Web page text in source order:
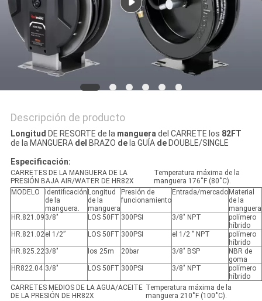
Descripción de producto
Longitud DE RESORTE de la mangueradel CARRETE los 82FT
de la MANGUERA del BRAZO dela GUÍA deDOUBLE/SINGLE
Especificación:
CARRETES DE LA MANGUERA DE LA
PRESIÓN BAJA AIR/WATER DE HR82X
Temperatura máxima de la
manguera 176˚F (80˚C).
MODELO
Identificación
de la
manguera.
Longitud
de la
manguera
Presión de
funcionamiento
Entrada/mercado Material
de la
manguera
HR.821.09 3/8" LOS 50FT 300PSI 3/8" NPT
polímero
híbrido
HR.821.02el 1/2” LOS 50FT 300PSI el 1/2 " NPT
polímero
híbrido
HR.825.223/8" los 25m 20bar 3/8" BSP
NBR de
goma
HR822.04 3/8" LOS 50FT 300PSI 3/8" NPT
polímero
híbrido
CARRETES MEDIOS DE LA AGUA/ACEITE
DE LA PRESIÓN DE HR82X
Temperatura máxima de la
manguera 210˚F (100˚C).